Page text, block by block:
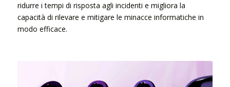
ridurre i tempi di risposta agli incidenti e migliora la
capacità di rilevare e mitigare le minacce informatiche in
modo efficace.